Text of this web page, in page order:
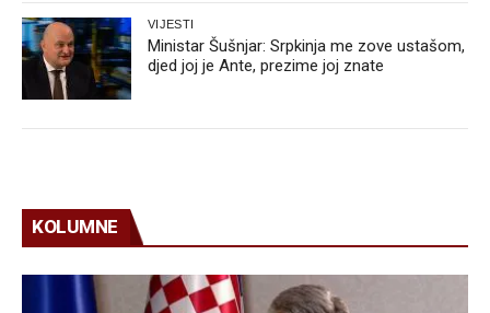
VIJESTI
Ministar Šušnjar: Srpkinja me zove ustašom,
djed joj je Ante, prezime joj znate
KOLUMNE